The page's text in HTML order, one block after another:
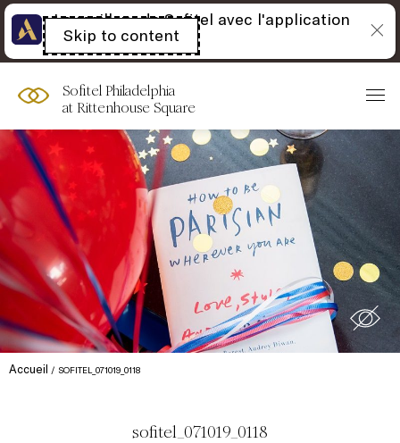
Skip to content
Open
acessibility
panel
Sofitel Philadelphia
at Rittenhouse Square
Accueil SOFITEL_071019_0118
sofitel_071019_0118
Le meilleur de Sofitel avec l'application
Accor